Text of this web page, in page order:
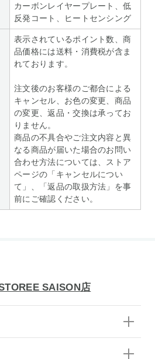
カーボンレイヤープレート、低
反発コート、ヒートセンシング
表示されているポイント数、商
品価格には送料・消費税が含ま
れております。
注文後のお客様のご都合による
キャンセル、お色の変更、商品
の変更、返品・交換は承ってお
りません。
商品の不具合やご注文内容と異
なる商品が届いた場合のお問い
合わせ方法については、ストア
ページの「キャンセルについ
て」、「返品の取扱方法」を事
前にご確認ください。
SAISON店